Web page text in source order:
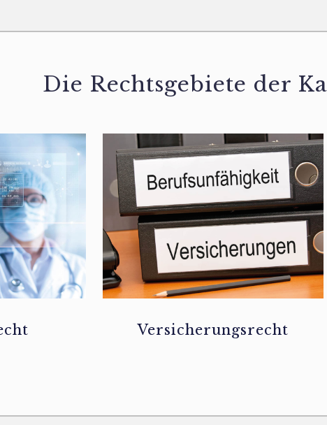
Die Rechtsgebiete der
Versicherungsrecht